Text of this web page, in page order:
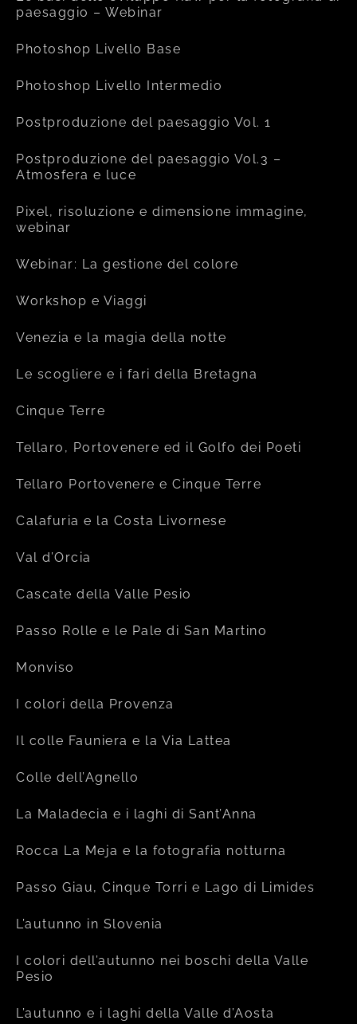
paesaggio – Webinar
Photoshop Livello Base
Photoshop Livello Intermedio
Postproduzione del paesaggio Vol. 1
Postproduzione del paesaggio Vol.3 –
Atmosfera e luce
Pixel, risoluzione e dimensione immagine,
webinar
Webinar: La gestione del colore
Workshop e Viaggi
Venezia e la magia della notte
Le scogliere e i fari della Bretagna
Cinque Terre
Tellaro, Portovenere ed il Golfo dei Poeti
Tellaro Portovenere e Cinque Terre
Calafuria e la Costa Livornese
Val d’Orcia
Cascate della Valle Pesio
Passo Rolle e le Pale di San Martino
Monviso
I colori della Provenza
Il colle Fauniera e la Via Lattea
Colle dell’Agnello
La Maladecia e i laghi di Sant’Anna
Rocca La Meja e la fotografia notturna
Passo Giau, Cinque Torri e Lago di Limides
L’autunno in Slovenia
I colori dell’autunno nei boschi della Valle
Pesio
L’autunno e i laghi della Valle d’Aosta